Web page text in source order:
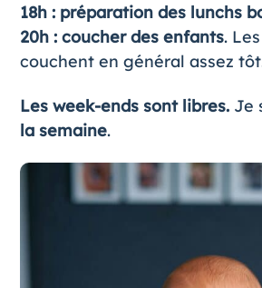
18h : préparation des lunchs
20h : coucher des enfants.
couchent en général assez
Les week-ends sont libres.Je
la semaine.